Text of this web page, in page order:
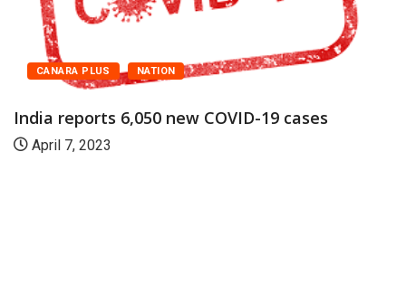
CANARA PLUS NATION
India reports 6,050 new COVID-19 cases
April 7, 2023